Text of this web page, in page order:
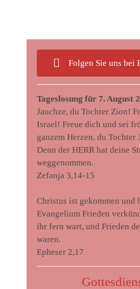
Folgen Sie uns bei
Tageslosung für 7. August
Jauchze, du Tochter Zion!
Israel! Freue dich und sei
ganzem Herzen, du Tochter
Denn der HERR hat deine
weggenommen.
Zefanja 3,14-15
Christus ist gekommen und
Evangelium Frieden
ihr fern wart, und Frieden
waren.
Epheser 2,17